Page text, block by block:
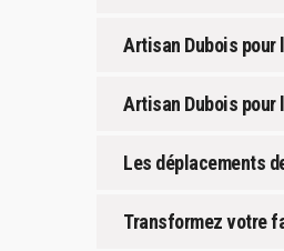
Artisan Dubois pour
Artisan Dubois pour
Les déplacements
Transformez votre